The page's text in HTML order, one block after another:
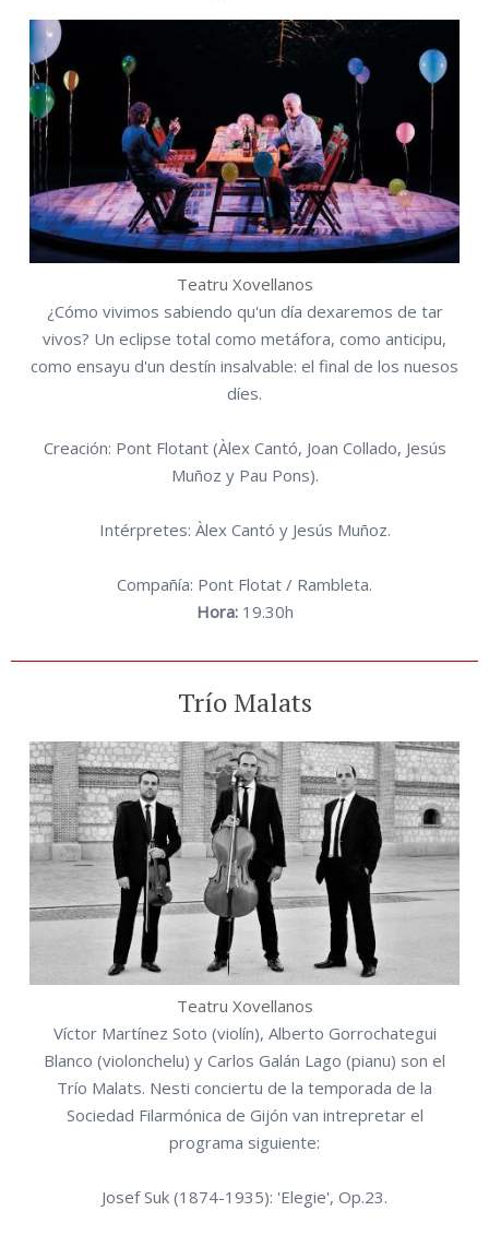
Teatru Xovellanos
¿Cómo vivimos sabiendo qu'un día dexaremos de tar
vivos? Un eclipse total como metáfora, como anticipu,
como ensayu d'un destín insalvable: el final de los nuesos
díes.
Creación: Pont Flotant (Àlex Cantó, Joan Collado, Jesús
Muñoz y Pau Pons).
Intérpretes: Àlex Cantó y Jesús Muñoz.
Compañía: Pont Flotat / Rambleta.
Hora:19.30h
Trío Malats
Teatru Xovellanos
Víctor Martínez Soto (violín), Alberto Gorrochategui
Blanco (violonchelu) y Carlos Galán Lago (pianu) son el
Trío Malats. Nesti conciertu de la temporada de la
Sociedad Filarmónica de Gijón van intrepretar el
programa siguiente:
Josef Suk (1874-1935): 'Elegie', Op.23.